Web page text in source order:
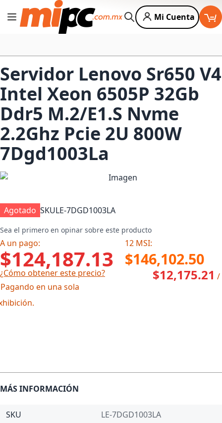
Cambiar Nav
Buscar
Mi Cuenta
Servidor Lenovo Sr650 V4
Intel Xeon 6505P 32Gb
Ddr5 M.2/E1.S Nvme
2.2Ghz Pcie 2U 800W
7Dgd1003La
Agotado SKULE-7DGD1003LA
Sea el primero en opinar sobre este producto
A un pago: 12 MSI:
$124,187.13 $146,102.50
¿Cómo obtener este precio?
en una sola
$12,175.21 /
MÁS INFORMACIÓN
SKU
LE-7DGD1003LA